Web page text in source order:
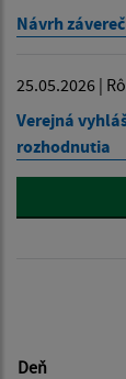
Návrh
25.05.2026 |
Verejná
rozhodnutia
Deň